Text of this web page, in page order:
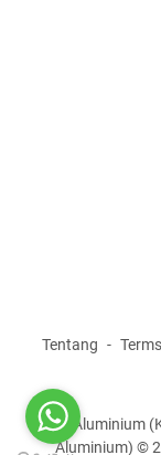
Tentang
AGM Aluminium
Aluminium) ©